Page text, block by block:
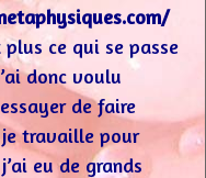
ce qui se passe
donc voulu
de faire
je travaille pour
eu de grands